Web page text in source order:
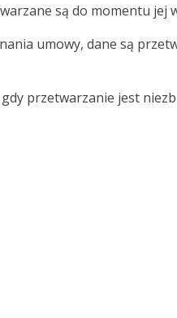
są do momentu jej
umowy, dane są
przetwarzanie jest